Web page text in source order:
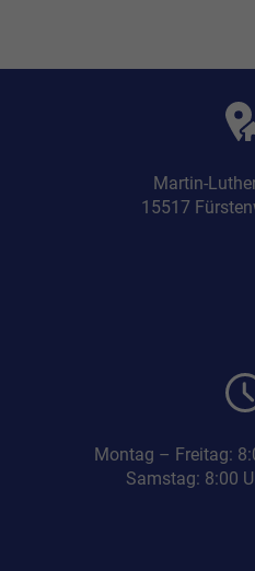
Martin-
15517
Montag – Freitag:
Samstag: 8:00